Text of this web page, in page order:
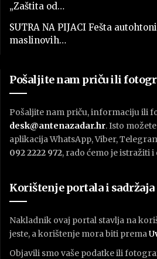
„Zaštita od…
SUTRA NA PIJACI Fešta
maslinovih…
Pošaljite nam priču ili
Pošaljite nam priču, informaciju ili
desk@antenazadar.hr. Isto
aplikacija WhatsApp, Viber,
092 2222 972, rado ćemo je istražiti i
Korištenje portala i sadržaja
Nakladnik ovaj portal stavlja na
jeste, a korištenje mora biti premaU
Objavili smo vaše podatke ili